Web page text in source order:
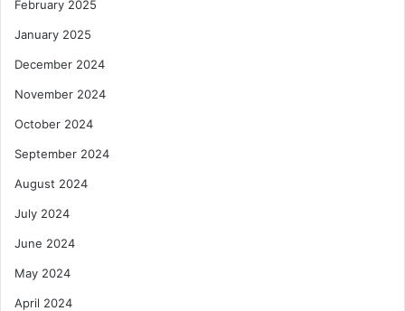
February 2025
January 2025
December 2024
November 2024
October 2024
September 2024
August 2024
July 2024
June 2024
May 2024
April 2024